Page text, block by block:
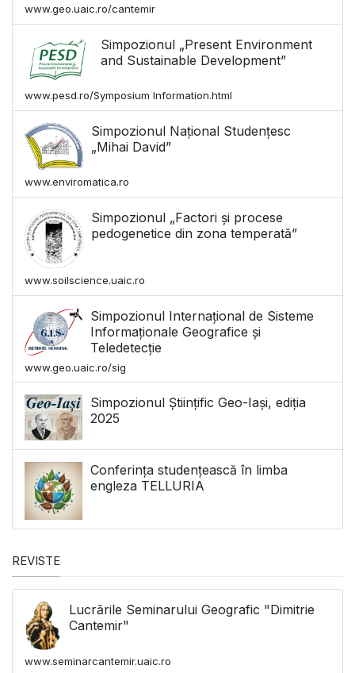
www.geo.uaic.ro/cantemir
Simpozionul „Present Environment
and Sustainable Development”
www.pesd.ro/Symposium Information.html
Simpozionul Național Studențesc
„Mihai David”
www.enviromatica.ro
Simpozionul „Factori și procese
pedogenetice din zona temperată”
www.soilscience.uaic.ro
Simpozionul Internațional de Sisteme
Informaționale Geografice și
Teledetecție
www.geo.uaic.ro/sig
Simpozionul Științific Geo-Iași, ediția
2025
Conferința studențească în limba
engleza TELLURIA
REVISTE
Lucrările Seminarului Geografic "Dimitrie
Cantemir"
www.seminarcantemir.uaic.ro